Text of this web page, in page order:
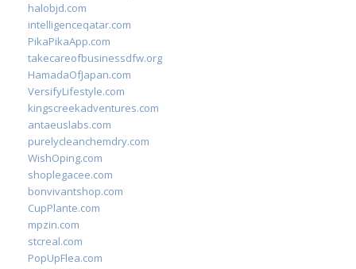
halobjd.com
intelligenceqatar.com
PikaPikaApp.com
takecareofbusinessdfw.org
HamadaOfJapan.com
VersifyLifestyle.com
kingscreekadventures.com
antaeuslabs.com
purelycleanchemdry.com
WishOping.com
shoplegacee.com
bonvivantshop.com
CupPlante.com
mpzin.com
stcreal.com
PopUpFlea.com